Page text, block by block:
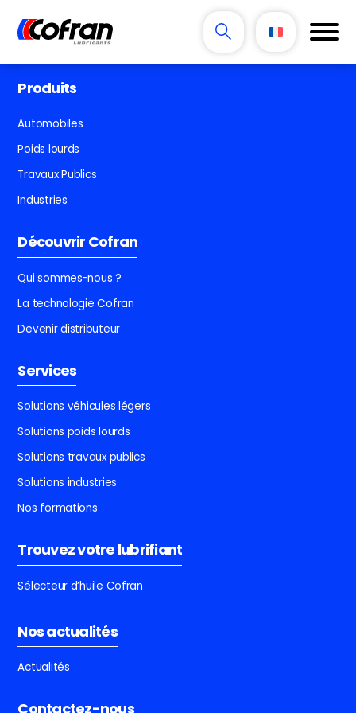
Produits
Automobiles
Poids lourds
Travaux Publics
Industries
Découvrir Cofran
Qui sommes-nous ?
La technologie Cofran
Devenir distributeur
Services
Solutions véhicules légers
Solutions poids lourds
Solutions travaux publics
Solutions industries
Nos formations
Trouvez votre lubrifiant
Sélecteur d’huile Cofran
Nos actualités
Actualités
Contactez-nous